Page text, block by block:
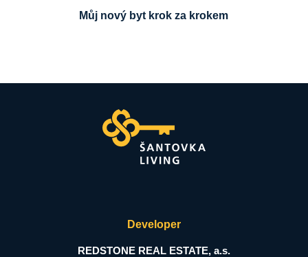
Můj nový byt krok za krokem
Developer
REDSTONE REAL ESTATE, a.s.